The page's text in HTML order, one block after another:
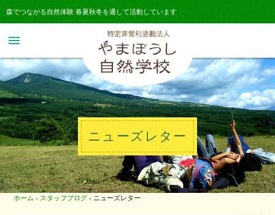
森でつながる自然体験 春夏秋冬を通して活動しています
menu
ニューズレター
ホーム › スタッフブログ › ニューズレター